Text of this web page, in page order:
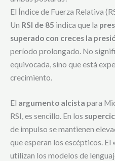
El Índice de Fuerza Relativa
Un RSI de 85 indica que la
superado con creces la
período prolongado. No
equivocada, sino que está
crecimiento.
El argumento alcista para
RSI, es sencillo. En los
de impulso se mantienen
que esperan los escépticos. El
utilizan los modelos de